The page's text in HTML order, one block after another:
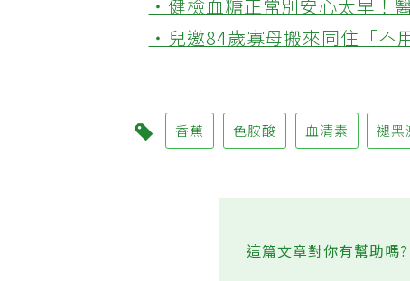
‧健檢血糖正常別安心太早！
‧兒邀84歲寡母搬來同住「不
香蕉 色胺酸 血清素 褪黑
這篇文章對你有幫助嗎?